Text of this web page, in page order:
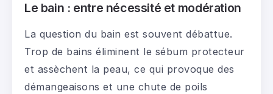
Le bain : entre nécessité et modération
La question du bain est souvent débattue.
Trop de bains éliminent le sébum protecteur
et assèchent la peau, ce qui provoque des
démangeaisons et une chute de poils